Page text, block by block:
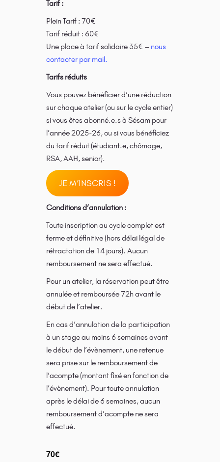
Tarif :
Plein Tarif : 70€
Tarif réduit : 60€
Une place à tarif solidaire 35€ – nous
contacter par mail.
Tarifs réduits
Vous pouvez bénéficier d’une réduction
sur chaque atelier (ou sur le cycle entier)
si vous êtes abonné.e.s à Sésam pour
l’année 2025-26, ou si vous bénéficiez
du tarif réduit (étudiant.e, chômage,
RSA, AAH, senior).
JE M’INSCRIS !
Conditions d’annulation :
Toute inscription au cycle complet est
ferme et définitive (hors délai légal de
rétractation de 14 jours). Aucun
remboursement ne sera effectué.
Pour un atelier, la réservation peut être
annulée et remboursée 72h avant le
début de l’atelier.
En cas d’annulation de la participation
à un stage au moins 6 semaines avant
le début de l’évènement, une retenue
sera prise sur le remboursement de
l’acompte (montant fixé en fonction de
l’évènement). Pour toute annulation
après le délai de 6 semaines, aucun
remboursement d’acompte ne sera
effectué.
70€